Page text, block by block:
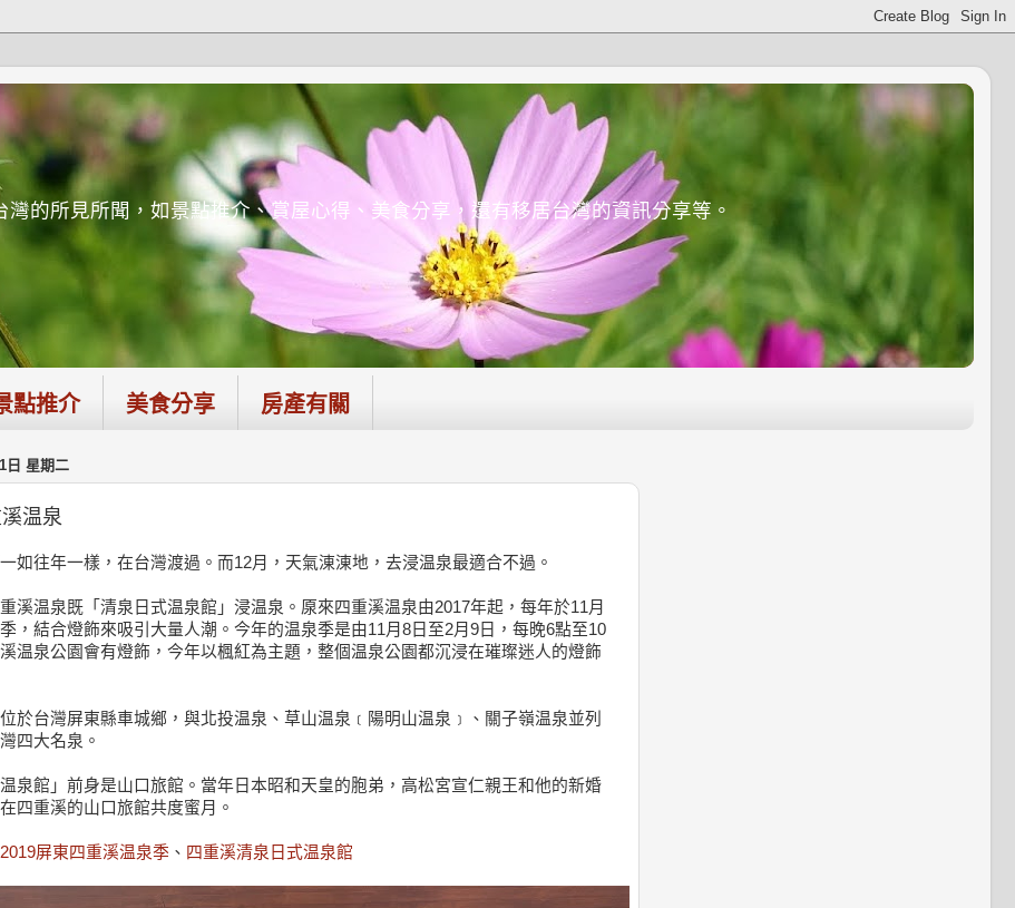
的所見所聞，如景點推介、賞屋心得、美食分享，還有移居台灣的資訊分享等。
點推介 美食分享 房產有關
日 星期二
温泉
如往年一樣，在台灣渡過。而12月，天氣涷涷地，去浸温泉最適合不過。
溪温泉既「清泉日式温泉館」浸温泉。厡來四重溪温泉由2017年起，每年於11月
，結合燈飾來吸引大量人潮。今年的温泉季是由11月8日至2月9日，每晚6點至10
温泉公園會有燈飾，今年以楓紅為主題，整個温泉公園都沉浸在璀璨迷人的燈飾
於台灣屏東縣車城鄉，與北投温泉、草山温泉﹝陽明山温泉﹞、關子嶺温泉並列
四大名泉。
温泉館」前身是山口旅館。當年日本昭和天皇的胞弟，高松宮宣仁親王和他的新婚
四重溪的山口旅館共度蜜月。
2019屏東四重溪温泉季 、 四重溪清泉日式温泉館